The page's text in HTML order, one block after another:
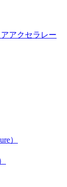
アクセラレー
）